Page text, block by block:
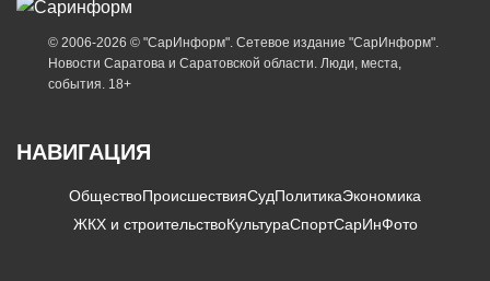
© 2006-2026 © "СарИнформ". Сетевое издание "СарИнформ".
Новости Саратова и Саратовской области. Люди, места,
события. 18+
НАВИГАЦИЯ
ОбществоПроисшествияСудПолитикаЭкономика
ЖКХ и строительствоКультураСпортСарИнФото